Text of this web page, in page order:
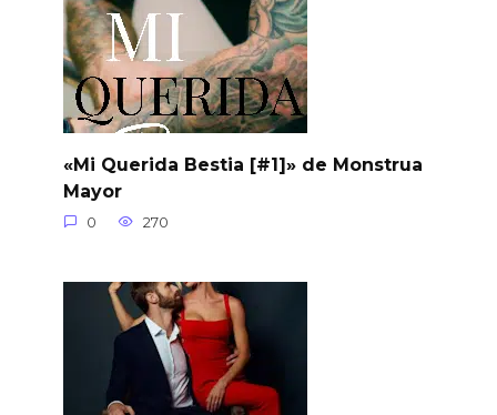
«Mi Querida Bestia [#1]» de Monstrua
Mayor
0 270